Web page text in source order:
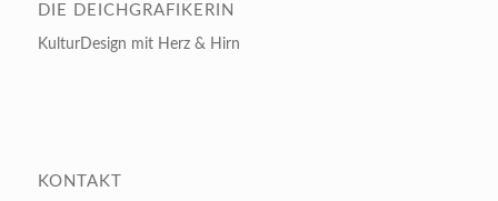
DIE DEICHGRAFIKERIN
KulturDesign mit Herz & Hirn
KONTAKT